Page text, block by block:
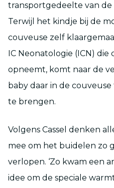
transportgedeelte van
Terwijl het kindje bij de
couveuse zelf
IC Neonatologie (ICN) die
opneemt, komt naar de
baby daar in de
te brengen.
Volgens Cassel denken
mee om het buidelen zo
verlopen. ‘Zo kwam een
idee om de speciale